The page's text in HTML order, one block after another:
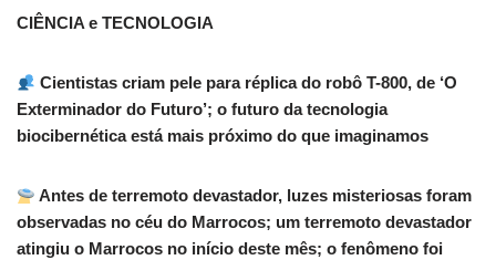
CIÊNCIA e TECNOLOGIA
Cientistas criam pele para réplica do robô T-800, de ‘O
Exterminador do Futuro’; o futuro da tecnologia
biocibernética está mais próximo do que imaginamos
Antes de terremoto devastador, luzes misteriosas foram
observadas no céu do Marrocos; um terremoto devastador
atingiu o Marrocos no início deste mês; o fenômeno foi